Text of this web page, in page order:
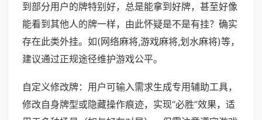
到部分用户的牌特别好，总是能拿到好牌，甚至好像
能看到其他人的牌一样，由此怀疑是不是有挂？确实
存在此类外挂。如(网络麻将,游戏麻将,划水麻将)等，
建议通过正规途径维护游戏公平。
自定义修改牌：用户可输入需求生成专用辅助工具，
修改自身牌型或隐藏操作痕迹，实现“必胜”效果，适